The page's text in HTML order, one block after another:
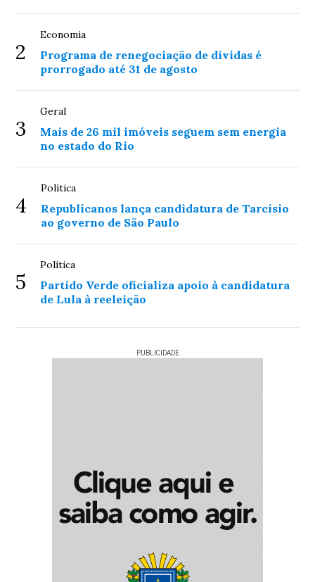
2
Economia
Programa de renegociação de dívidas é
prorrogado até 31 de agosto
3
Geral
Mais de 26 mil imóveis seguem sem energia
no estado do Rio
4
Política
Republicanos lança candidatura de Tarcísio
ao governo de São Paulo
5
Política
Partido Verde oficializa apoio à candidatura
de Lula à reeleição
PUBLICIDADE